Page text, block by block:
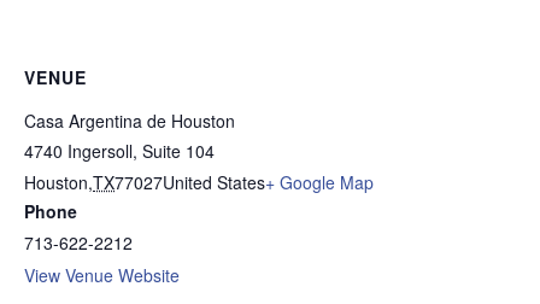
VENUE
Casa Argentina de Houston
4740 Ingersoll, Suite 104
Houston,TX77027United States+ Google Map
Phone
713-622-2212
View Venue Website